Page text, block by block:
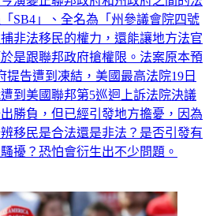
SB4」、全名為「州參議會院四號
非法移民的權力，還能讓地方法官
是跟聯邦政府搶權限。法案原本預
提告遭到凍結，美國最高法院19日
到美國聯邦第5巡迴上訴法院決議
勝負，但已經引發地方擔憂，因為
移民是合法還是非法？是否引發有
擾？恐怕會衍生出不少問題。